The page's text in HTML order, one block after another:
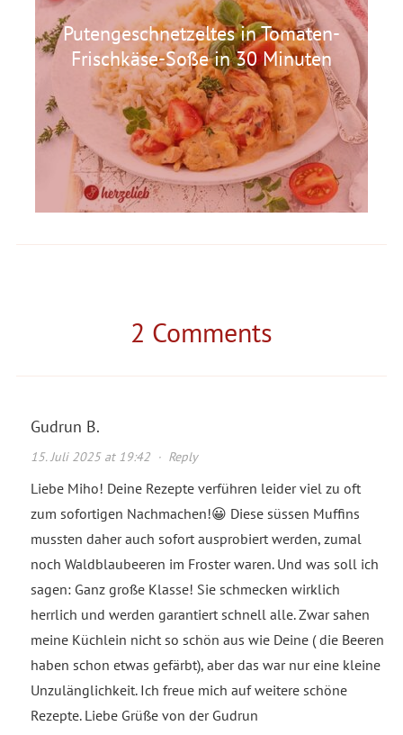
Putengeschnetzeltes in Tomaten-
Frischkäse-Soße in 30 Minuten
2 Comments
Gudrun B.
15. Juli 2025 at 19:42· Reply
Liebe Miho! Deine Rezepte verführen leider viel zu oft
zum sofortigen Nachmachen!😀 Diese süssen Muffins
mussten daher auch sofort ausprobiert werden, zumal
noch Waldblaubeeren im Froster waren. Und was soll ich
sagen: Ganz große Klasse! Sie schmecken wirklich
herrlich und werden garantiert schnell alle. Zwar sahen
meine Küchlein nicht so schön aus wie Deine ( die Beeren
haben schon etwas gefärbt), aber das war nur eine kleine
Unzulänglichkeit. Ich freue mich auf weitere schöne
Rezepte. Liebe Grüße von der Gudrun